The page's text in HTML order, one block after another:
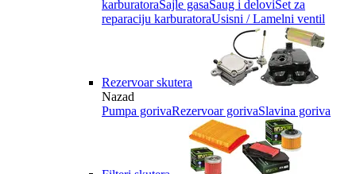
karburatoraSajle gasaSaug i deloviSet za
reparaciju karburatoraUsisni / Lamelni ventil
Rezervoar skutera
Nazad
Pumpa gorivaRezervoar gorivaSlavina goriva